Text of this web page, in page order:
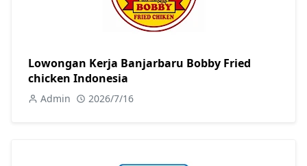
Lowongan Kerja Banjarbaru Bobby Fried
chicken Indonesia
Admin 2026/7/16